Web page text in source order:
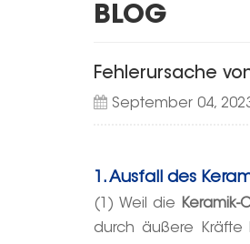
BLOG
Fehlerursache
September 04,
1. Ausfall des
(1) Weil die Keramik-
durch äußere Kräfte